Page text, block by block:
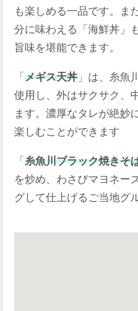
も楽しめる一品です。ま
分に味わえる「海鮮丼」
旨味を堪能できます。
「メギス天丼 」は、糸魚
使用し、外はサクサク、
ます。濃厚なタレが絶妙
楽しむことができます
「糸魚川ブラック焼きそ
を炒め、わさびマヨネー
グして仕上げるご当地グ